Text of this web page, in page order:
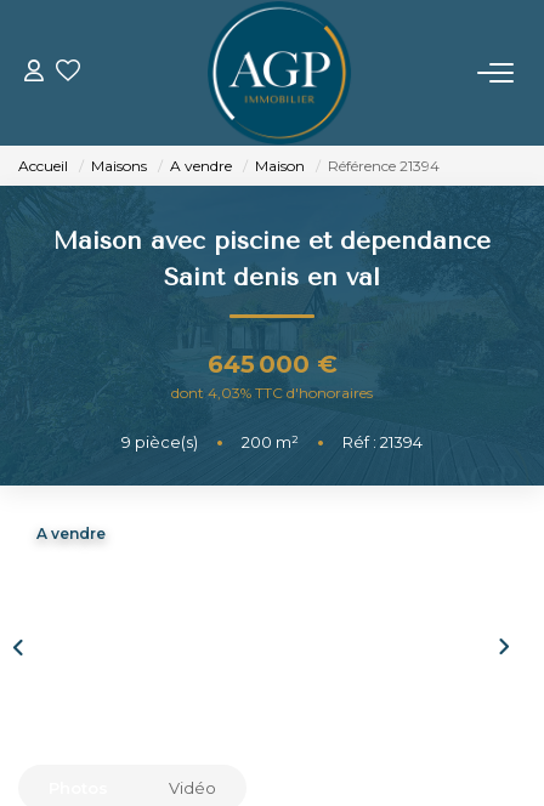
ACHETER
VENDRE
Estimer Votre Bien
Nos Biens Vendus
LOUER
GERER
Accueil Maisons A vendre Maison Référence 21394
Maison avec piscine et dépendance
Saint denis en val
645 000 €
dont 4,03% TTC d'honoraires
9 pièce(s) • 200 m² • Réf : 21394
A vendre
Vidéo